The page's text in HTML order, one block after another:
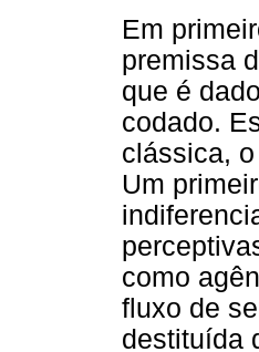
Em
premissa
que é
codado.
clássica,
Um
como
fluxo de
destituída